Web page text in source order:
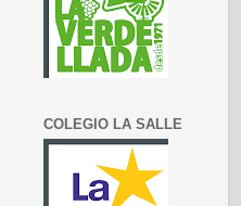
COLEGIO LA SALLE